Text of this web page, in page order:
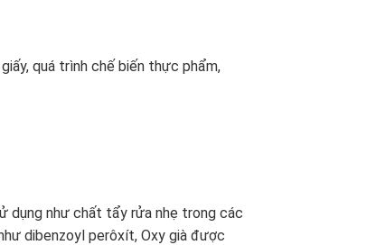
quá trình chế biến thực phẩm,
dụng như chất tẩy rửa nhẹ trong các
dibenzoyl perôxít, Oxy già được